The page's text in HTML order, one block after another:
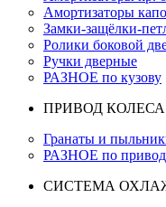
Амортизаторы
Замки-защёлки-
Ролики боковой
Ручки дверные
РАЗНОЕ по кузову
ПРИВОД КОЛЕСА
Гранаты и
РАЗНОЕ по
СИСТЕМА